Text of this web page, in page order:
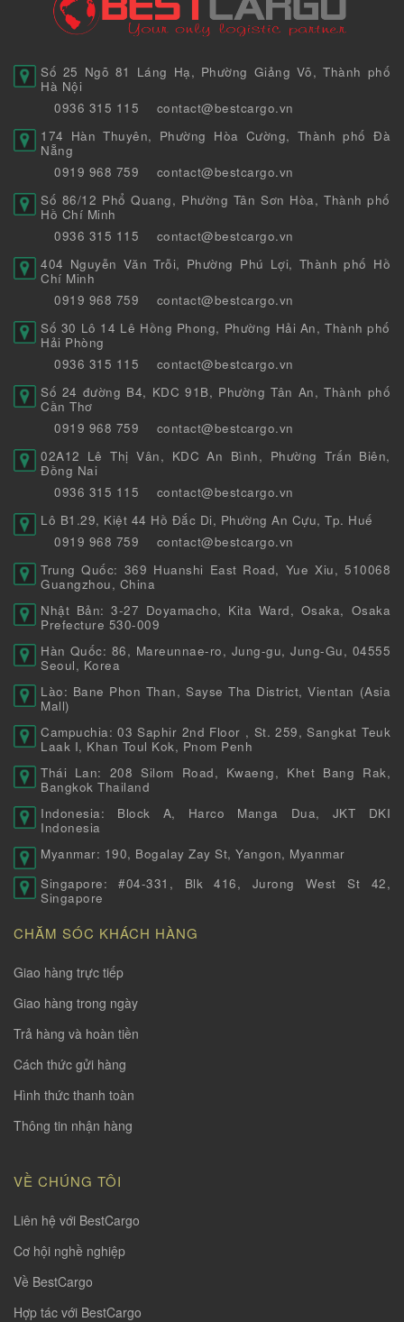
Số 25 Ngõ 81 Láng Hạ, Phường Giảng Võ, Thành phố
Hà Nội
0936 315 115
contact@bestcargo.vn
174 Hàn Thuyên, Phường Hòa Cường, Thành phố Đà
Nẵng
0919 968 759
contact@bestcargo.vn
Số 86/12 Phổ Quang, Phường Tân Sơn Hòa, Thành phố
Hồ Chí Minh
0936 315 115
contact@bestcargo.vn
404 Nguyễn Văn Trỗi, Phường Phú Lợi, Thành phố Hồ
Chí Minh
0919 968 759
contact@bestcargo.vn
Số 30 Lô 14 Lê Hồng Phong, Phường Hải An, Thành phố
Hải Phòng
0936 315 115
contact@bestcargo.vn
Số 24 đường B4, KDC 91B, Phường Tân An, Thành phố
Cần Thơ
0919 968 759
contact@bestcargo.vn
02A12 Lê Thị Vân, KDC An Bình, Phường Trấn Biên,
Đồng Nai
0936 315 115
contact@bestcargo.vn
Lô B1.29, Kiệt 44 Hồ Đắc Di, Phường An Cựu, Tp. Huế
0919 968 759
contact@bestcargo.vn
Trung Quốc: 369 Huanshi East Road, Yue Xiu, 510068
Guangzhou, China
Nhật Bản: 3-27 Doyamacho, Kita Ward, Osaka, Osaka
Prefecture 530-009
Hàn Quốc: 86, Mareunnae-ro, Jung-gu, Jung-Gu, 04555
Seoul, Korea
Lào: Bane Phon Than, Sayse Tha District, Vientan (Asia
Mall)
Campuchia: 03 Saphir 2nd Floor , St. 259, Sangkat Teuk
Laak I, Khan Toul Kok, Pnom Penh
Thái Lan: 208 Silom Road, Kwaeng, Khet Bang Rak,
Bangkok Thailand
Indonesia: Block A, Harco Manga Dua, JKT DKI
Indonesia
Myanmar: 190, Bogalay Zay St, Yangon, Myanmar
Singapore: #04-331, Blk 416, Jurong West St 42,
Singapore
CHĂM SÓC KHÁCH HÀNG
Giao hàng trực tiếp
Giao hàng trong ngày
Trả hàng và hoàn tiền
Cách thức gửi hàng
Hình thức thanh toàn
Thông tin nhận hàng
VỀ CHÚNG TÔI
Liên hệ với BestCargo
Cơ hội nghề nghiệp
Về BestCargo
Hợp tác với BestCargo